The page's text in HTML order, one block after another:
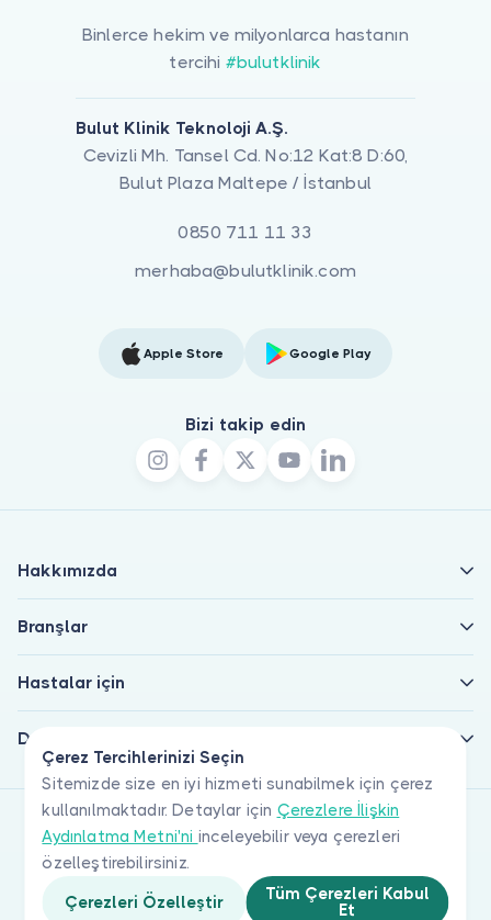
Çerez Tercihlerinizi Seçin
Sitemizde size en iyi hizmeti sunabilmek için çerez
kullanılmaktadır. Detaylar için Çerezlere İlişkin
Aydınlatma Metni'ni inceleyebilir veya çerezleri
özelleştirebilirsiniz.
Çerezleri Özelleştir
Tüm Çerezleri Kabul
Et
Binlerce hekim ve milyonlarca hastanın
tercihi #bulutklinik
Bulut Klinik Teknoloji A.Ş.
Cevizli Mh. Tansel Cd. No:12 Kat:8 D:60,
Bulut Plaza Maltepe / İstanbul
0850 711 11 33
merhaba@bulutklinik.com
Apple Store Google Play
Bizi takip edin
Hakkımızda
Branşlar
Hastalar için
Doktorlar için